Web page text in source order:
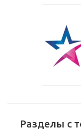
Разделы с